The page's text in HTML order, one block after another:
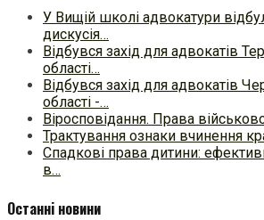
У Вищій школі адвокатури
дискусія…
Відбувся захід для адвокатів
області…
Відбувся захід для адвокатів
області -…
Віросповідання. Права
Трактування ознаки вчинення
Спадкові права дитини:
в…
Останні новини